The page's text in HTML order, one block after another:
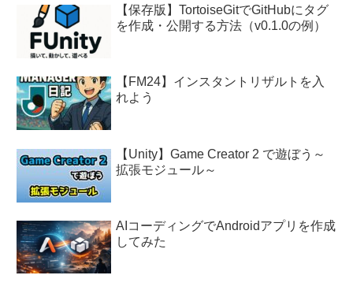
【保存版】TortoiseGitでGitHubにタグ
を作成・公開する方法（v0.1.0の例）
【FM24】インスタントリザルトを入
れよう
【Unity】Game Creator 2 で遊ぼう～
拡張モジュール～
AIコーディングでAndroidアプリを作成
してみた